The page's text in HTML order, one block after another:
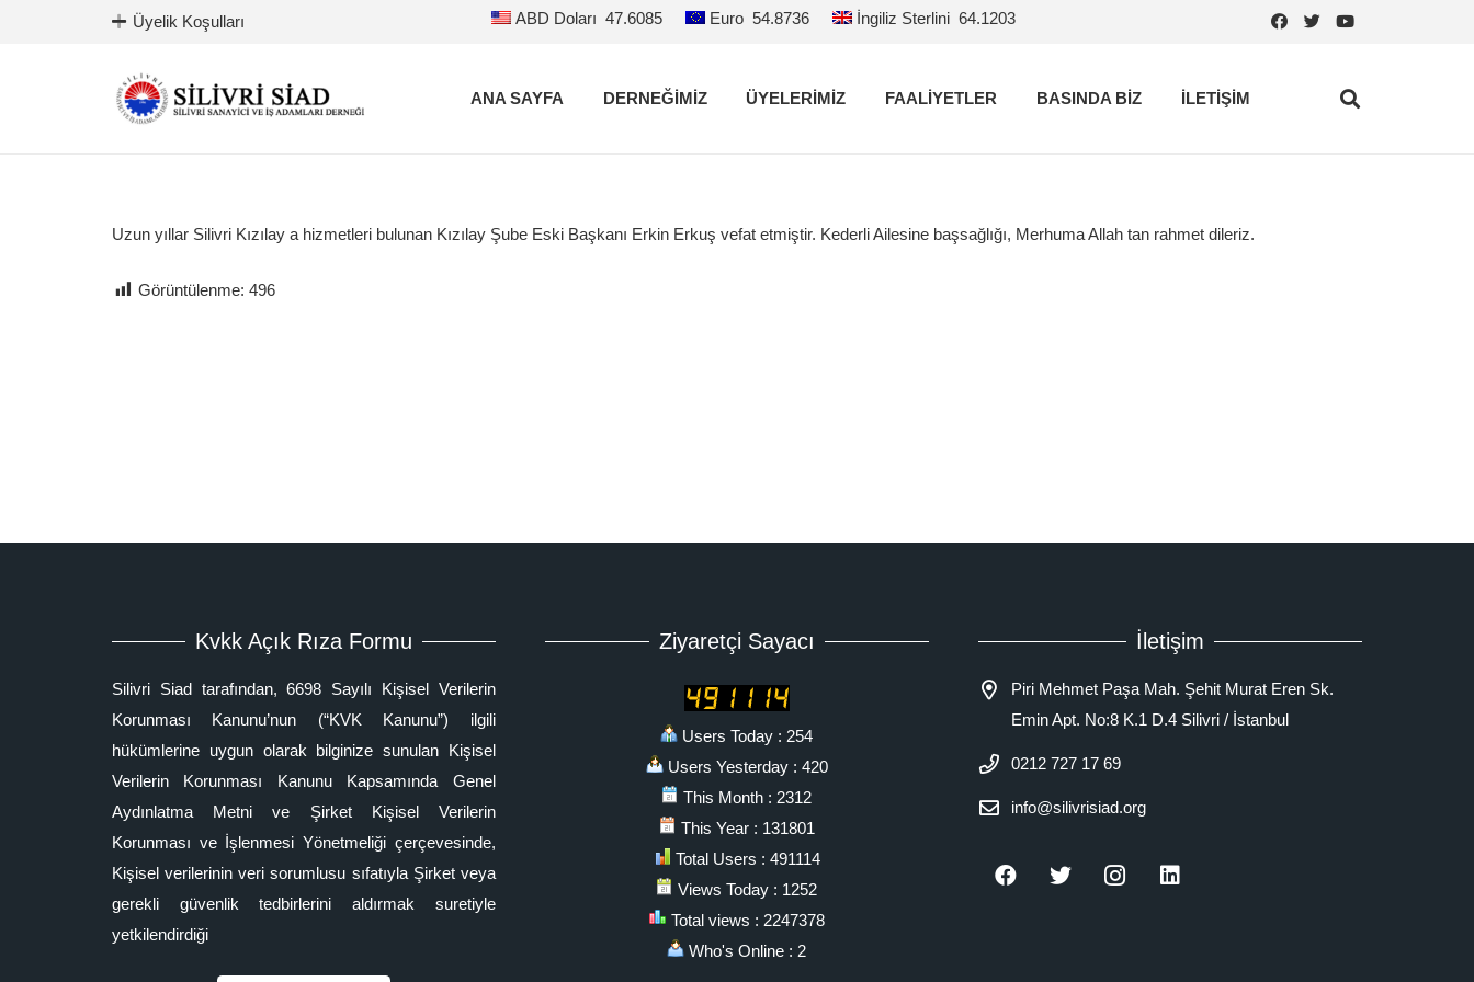
Üyelik Koşulları ABD Doları 47.6085 Euro 54.8736 İngiliz Sterlini 64.1203
ANA SAYFA DERNEĞİMİZ ÜYELERİMİZ FAALİYETLER BASINDA BİZ İLETİŞİM
Uzun yıllar Silivri Kızılay a hizmetleri bulunan Kızılay Şube Eski Başkanı Erkin Erkuş vefat etmiştir. Kederli Ailesine başsağlığı, Merhuma Allah tan rahmet dileriz.
Görüntülenme: 496
Kvkk Açık Rıza Formu
Silivri Siad tarafından, 6698 Sayılı Kişisel Verilerin
Korunması Kanunu’nun (“KVK Kanunu”) ilgili
hükümlerine uygun olarak bilginize sunulan Kişisel
Verilerin Korunması Kanunu Kapsamında Genel
Aydınlatma Metni ve Şirket Kişisel Verilerin
Korunması ve İşlenmesi Yönetmeliği çerçevesinde,
Kişisel verilerinin veri sorumlusu sıfatıyla Şirket veya
gerekli güvenlik tedbirlerini aldırmak suretiyle
yetkilendirdiği
Ziyaretçi Sayacı
Users Today : 254
Users Yesterday : 420
This Month : 2312
This Year : 131801
Total Users : 491114
Views Today : 1252
Total views : 2247378
Who's Online : 2
İletişim
Piri Mehmet Paşa Mah. Şehit Murat Eren Sk.
Emin Apt. No:8 K.1 D.4 Silivri / İstanbul
0212 727 17 69
info@silivrisiad.org